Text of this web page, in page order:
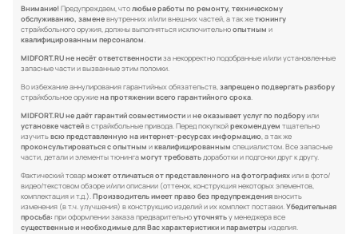
Внимание!Предупреждаем, чтолюбые работы по ремонту, техническому
обслуживанию, заменевнутренних и/или внешних частей, а так жетюнингу
страйкбольного оружия, должны выполняться исключительноопытным и
квалифицированным персоналом.
MIDFORT.RU не несёт ответственностиза некорректно подобранные и/или установленные
запасные части и вызванные этим поломки.
Во избежание аннулирования гарантийных обязательств,запрещено подвергать разбору
страйкбольное оружиена протяжении всего гарантийного срока.
MIDFORT.RU не даёт гарантий совместимостиине оказывает услуг по подборуили
установке частейв страйкбольные привода. Перед покупкойрекомендуем тщательно
изучитьвсю представленную на интернет-ресурсах информацию, а так же
проконсультироваться с опытным иквалифицированным специалистом. Все запасные
части, детали и элементы тюнингамогут требоватьдоработки и подгонки друг к другу.
Фактический товарможет отличаться от представленного на фотографияхили в фото/
видео/текстовом обзоре и/или описании (оттенок, конструкция некоторых элементов,
комплектация и т.д.).Производитель имеет право без предупреждениявносить
изменения (в т.ч. улучшения) в конструкцию изделий и их комплект поставки.Убедительная
просьба: при оформлении заказа предварительноуточнятьу менеджера все
существенные и необходимые для Вас характеристики и параметры изделия.